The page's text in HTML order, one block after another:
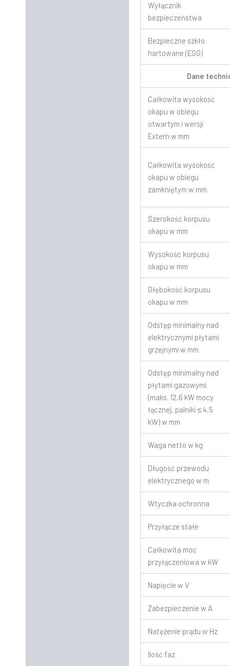
Wyłącznik
bezpieczeństwa
Bezpieczne szkło
hartowane (ESG)
Dane
Całkowita wysokość
okapu w obiegu
otwartym i wersji
Extern w mm
Całkowita wysokość
okapu w obiegu
zamkniętym w mm
Szerokość korpusu
okapu w mm
Wysokość korpusu
okapu w mm
Głębokość korpusu
okapu w mm
Odstęp minimalny nad
elektrycznymi płytami
grzejnymi w mm
Odstęp minimalny nad
płytami gazowymi
(maks. 12,6 kW mocy
łącznej, palniki ≤ 4,5
kW) w mm
Waga netto w kg
Długość przewodu
elektrycznego w m
Wtyczka ochronna
Przyłącze stałe
Całkowita moc
przyłączeniowa w kW
Napięcie w V
Zabezpieczenie w A
Natężenie prądu w Hz
Ilość faz